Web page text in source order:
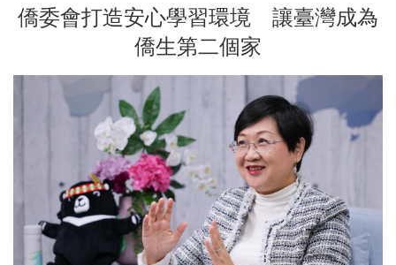
僑委會打造安心學習環境 讓臺灣成為
僑生第二個家